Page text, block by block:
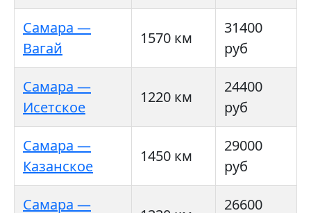
Самара —
Вагай
1570 км
31400
руб
Самара —
Исетское
1220 км
24400
руб
Самара —
Казанское
1450 км
29000
руб
Самара —
26600